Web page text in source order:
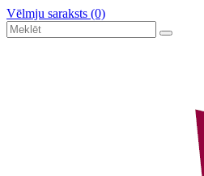
Vēlmju saraksts (0)